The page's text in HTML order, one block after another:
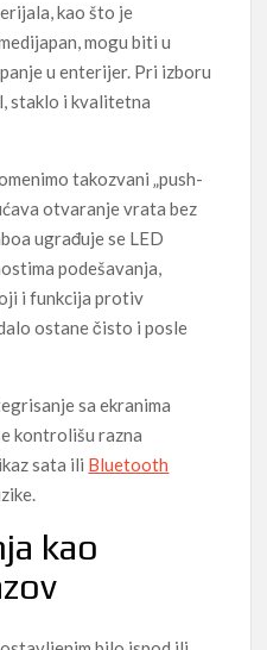
kao što je
mogu biti u
u enterijer. Pri izboru
staklo i kvalitetna
takozvani „push-
otvaranje vrata bez
ugrađuje se LED
podešavanja,
i funkcija protiv
ostane čisto i posle
sa ekranima
kontrolišu razna
sata ili Bluetooth
kao